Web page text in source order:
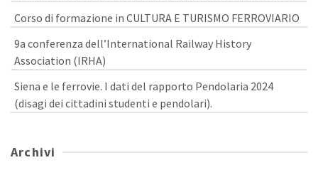
Corso di formazione in CULTURA E TURISMO FERROVIARIO
9a conferenza dell’International Railway History
Association (IRHA)
Siena e le ferrovie. I dati del rapporto Pendolaria 2024
(disagi dei cittadini studenti e pendolari).
Archivi